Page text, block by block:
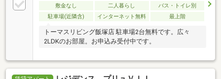
敷金なし 二人暮らし
バス・トイレ別
駐車場(近隣含)
インターネット無料 最上階
トーマスリビング飯塚店 駐車場2台無料です。広々
2LDKのお部屋。お申込み受付中です。